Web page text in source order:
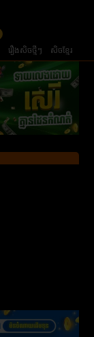
រឿងសិចថ្មីៗ សិចខ្មែរ